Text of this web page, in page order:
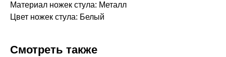
Материал ножек стула: Металл
Цвет ножек стула: Белый
Смотреть также